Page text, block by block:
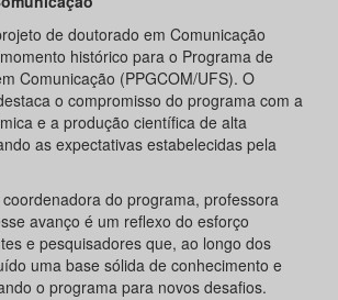
de doutorado em Comunicação
histórico para o Programa de
Comunicação (PPGCOM/UFS). O
o compromisso do programa com a
e a produção científica de alta
as expectativas estabelecidas pela
do programa, professora
avanço é um reflexo do esforço
e pesquisadores que, ao longo dos
uma base sólida de conhecimento e
o programa para novos desafios.